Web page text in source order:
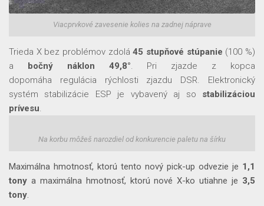
Viacprvkové zavesenie kolies na zadnej náprave
Trieda X bez problémov zdolá45 stupňové stúpanie (100 %)
a bočný náklon 49,8° . Pri zjazde z kopca
dopomáha regulácia rýchlosti zjazdu DSR.
Elektronický
systém stabilizácie ESP je vybavený aj so stabilizáciou
prívesu
Na korbu môžeš narozdiel od konkurencie paletu na šírku
Maximálna hmotnosť, ktorú tento nový pick-up odvezie je 1,1
tony a maximálna hmotnosť, ktorú nové X-ko utiahne je 3,5
tony